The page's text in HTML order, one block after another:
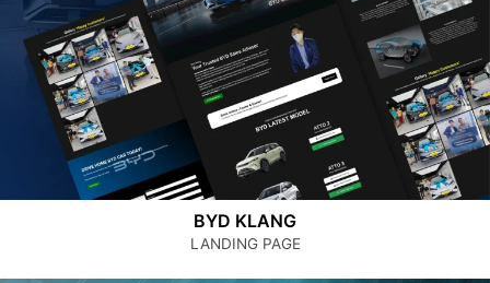
BYD KLANG
LANDING PAGE